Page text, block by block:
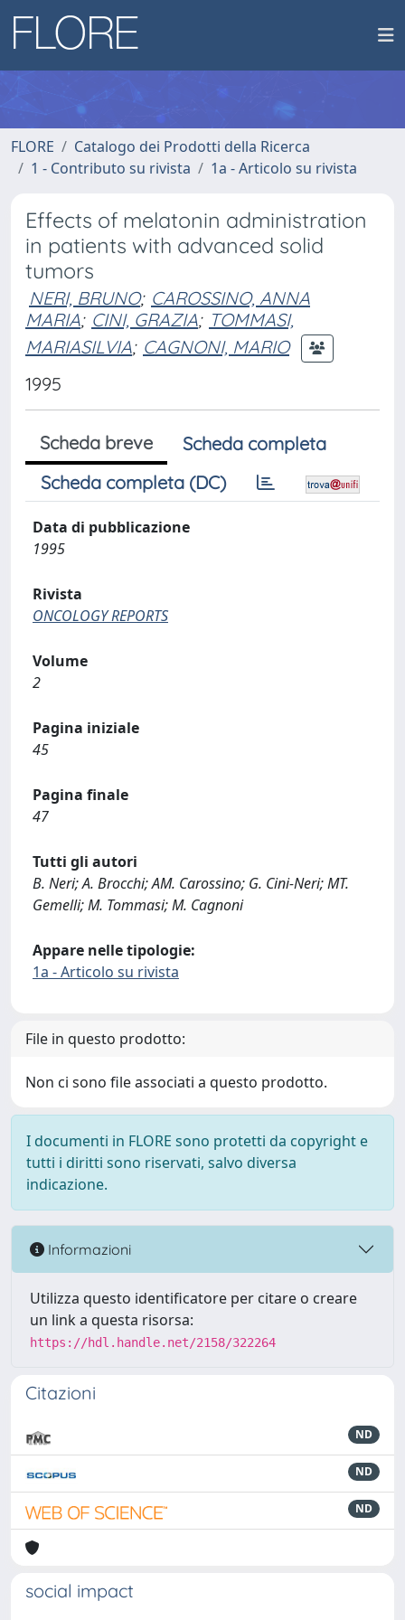
FLORE
Catalogo dei Prodotti della Ricerca
1 - Contributo su rivista
1a - Articolo su rivista
Effects of melatonin administration
in patients with advanced solid
tumors
NERI, BRUNO; CAROSSINO, ANNA
MARIA; CINI, GRAZIA; TOMMASI,
MARIASILVIA; CAGNONI, MARIO
1995
Scheda breve
Scheda completa
Scheda completa (DC)
Data di pubblicazione
1995
Rivista
ONCOLOGY REPORTS
Volume
2
Pagina iniziale
45
Pagina finale
47
Tutti gli autori
B. Neri; A. Brocchi; AM. Carossino; G. Cini-Neri; MT.
Gemelli; M. Tommasi; M. Cagnoni
Appare nelle tipologie:
1a - Articolo su rivista
File in questo prodotto:
Non ci sono file associati a questo prodotto.
I documenti in FLORE sono protetti da copyright e
tutti i diritti sono riservati, salvo diversa
indicazione.
Informazioni
Utilizza questo identificatore per citare o creare
un link a questa risorsa:
https://hdl.handle.net/2158/322264
Citazioni
ND
ND
ND
social impact